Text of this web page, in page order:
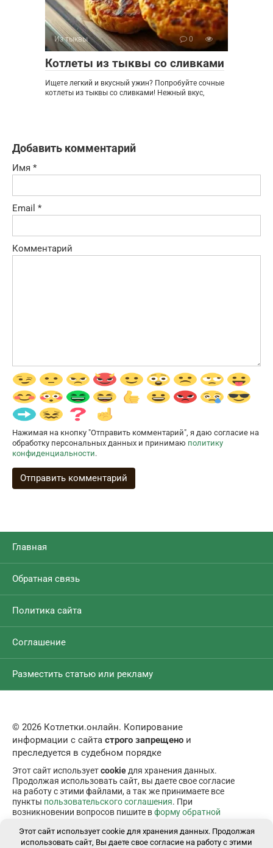
Из тыквы 0
Котлеты из тыквы со сливками
Ищете легкий и вкусный ужин? Попробуйте сочные
котлеты из тыквы со сливками! Нежный вкус,
Добавить комментарий
Имя *
Email *
Комментарий
Нажимая на кнопку "Отправить комментарий", я даю согласие на
обработку персональных данных и принимаю политику
конфиденциальности.
Главная
Обратная связь
Политика сайта
Соглашение
Разместить статью или рекламу
© 2026 Котлетки.онлайн. Копирование
информации с сайта строго запрещено и
преследуется в судебном порядке
Этот сайт используетcookie для хранения данных.
Продолжая использовать сайт, вы даете свое согласие
на работу с этими файлами, а так же принимаете все
пункты пользовательского соглашения. При
возникновении вопросов пишите вформу обратной
Этот сайт использует cookie для хранения данных. Продолжая
использовать сайт, Вы даете свое согласие на работу с этими